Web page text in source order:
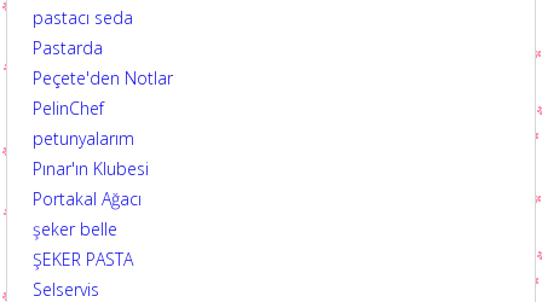
pastacı seda
Pastarda
Peçete'den Notlar
PelinChef
petunyalarım
Pınar'ın Klubesi
Portakal Ağacı
şeker belle
ŞEKER PASTA
Selservis